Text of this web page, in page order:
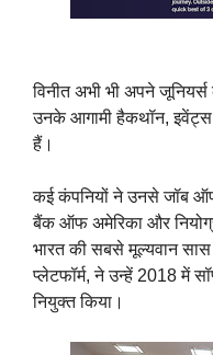
विनीत अभी भी अपने
उनके आगामी हैकथॉन, इवेंट्स
हैं।
कई कंपनियों ने उनसे जॉब
बैंक ऑफ अमेरिका और
भारत की सबसे मूल्यवान
प्लेटफॉर्म, ने उन्हें 2018 में
नियुक्त किया।